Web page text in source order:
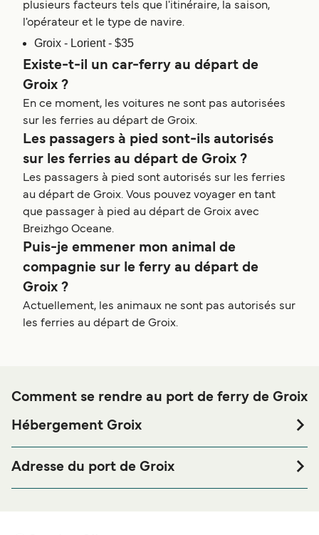
plusieurs facteurs tels que l'itinéraire, la saison,
l'opérateur et le type de navire.
Groix - Lorient - $35
Existe-t-il un car-ferry au départ de
Groix ?
En ce moment, les voitures ne sont pas autorisées
sur les ferries au départ de Groix.
Les passagers à pied sont-ils autorisés
sur les ferries au départ de Groix ?
Les passagers à pied sont autorisés sur les ferries
au départ de Groix. Vous pouvez voyager en tant
que passager à pied au départ de Groix avec
Breizhgo Oceane.
Puis-je emmener mon animal de
compagnie sur le ferry au départ de
Groix ?
Actuellement, les animaux ne sont pas autorisés sur
les ferries au départ de Groix.
Comment se rendre au port de ferry de Groix
Hébergement Groix
ou à proximité, avant ou après votre voyage ou si vous
êtes à la recherche de logements pour votre séjour, merci
Adresse du port de Groix